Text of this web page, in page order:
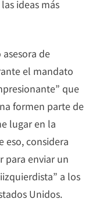
ideas más
de
el mandato
que
formen parte de
lugar en la
eso, considera
para enviar un
a los
Unidos.